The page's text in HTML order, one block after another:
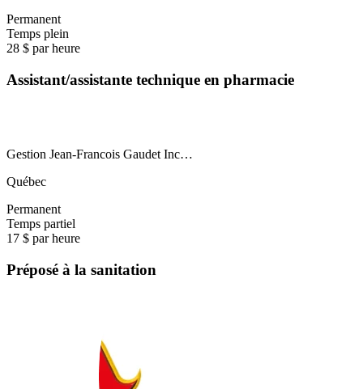
Permanent
Temps plein
28 $ par heure
Assistant/assistante technique en pharmacie
Gestion Jean-Francois Gaudet Inc…
Québec
Permanent
Temps partiel
17 $ par heure
Préposé à la sanitation